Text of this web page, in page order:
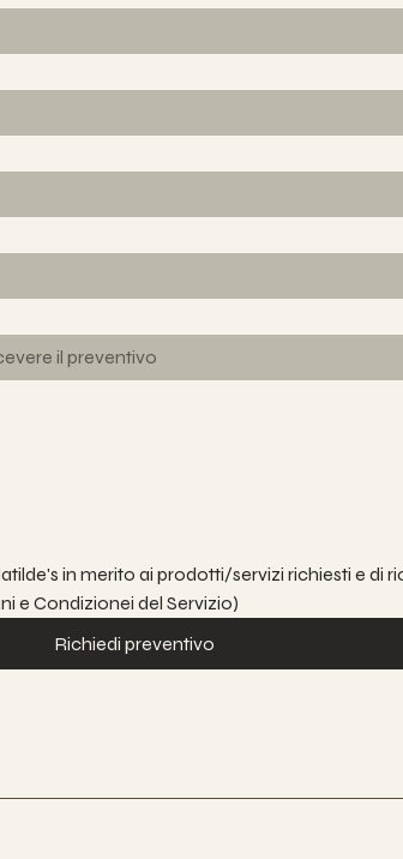
in merito ai prodotti/servizi richiesti e di
e Condizionei del Servizio)
Richiedi preventivo